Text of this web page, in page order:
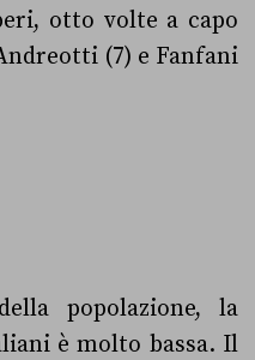
otto volte a capo
(7) e Fanfani
popolazione, la
è molto bassa. Il